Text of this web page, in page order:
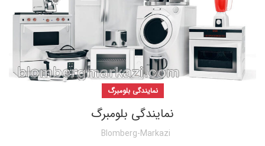
نمایندگی بلومبرگ
نمایندگی بلومبرگ
Blomberg-Markazi